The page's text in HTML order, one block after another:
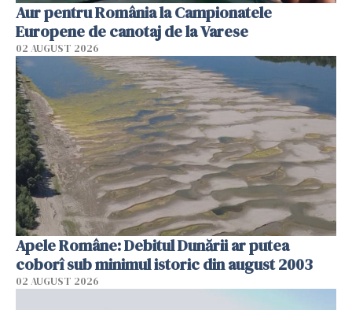
Aur pentru România la Campionatele
Europene de canotaj de la Varese
02 AUGUST 2026
Apele Române: Debitul Dunării ar putea
coborî sub minimul istoric din august 2003
02 AUGUST 2026